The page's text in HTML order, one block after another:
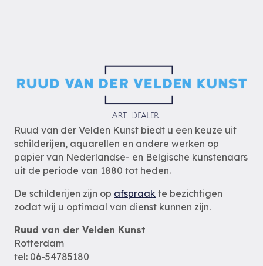
Ruud van der Velden Kunst biedt u een keuze uit
schilderijen, aquarellen en andere werken op
papier van Nederlandse- en Belgische kunstenaars
uit de periode van 1880 tot heden.
De schilderijen zijn op afspraak te bezichtigen
zodat wij u optimaal van dienst kunnen zijn.
Ruud van der Velden Kunst
Rotterdam
tel: 06-54785180